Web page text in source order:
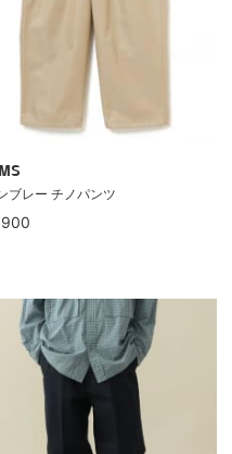
ブレー チノパンツ